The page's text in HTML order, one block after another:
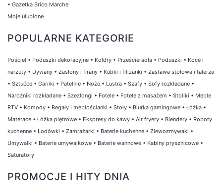
• Gazetka Brico Marche
Moje ulubione
POPULARNE KATEGORIE
Pościel • Poduszki dekoracyjne • Kołdry • Prześcieradła • Poduszki • Koce i
narzuty • Dywany • Zasłony i firany • Kubki i filiżanki • Zastawa stołowa i talerze
• Sztućce • Garnki • Patelnie • Noże • Lustra • Szafy • Sofy rozkładane •
Narożniki rozkładane • Szezlongi • Fotele • Fotele z masażem • Stoliki • Meble
RTV • Komody • Regały i meblościanki • Stoły • Biurka gamingowe • Łóżka •
Materace • Łóżka piętrowe • Ekspresy do kawy • Air fryery • Blendery • Roboty
kuchenne • Lodówki • Zamrażarki • Baterie kuchenne • Zlewozmywaki •
Umywalki • Baterie umywalkowe • Baterie wannowe • Kabiny prysznicowe •
Saturatory
PROMOCJE I HITY DNIA